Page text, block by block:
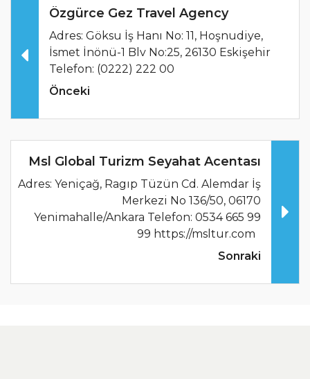
Özgürce Gez Travel Agency
Adres: Göksu İş Hanı No: 11, Hoşnudiye,
İsmet İnönü-1 Blv No:25, 26130 Eskişehir
Telefon: (0222) 222 00
Önceki
Msl Global Turizm Seyahat Acentası
Adres: Yeniçağ, Ragıp Tüzün Cd. Alemdar İş
Merkezi No 136/50, 06170
Yenimahalle/Ankara Telefon: 0534 665 99
99 https://msltur.com
Sonraki